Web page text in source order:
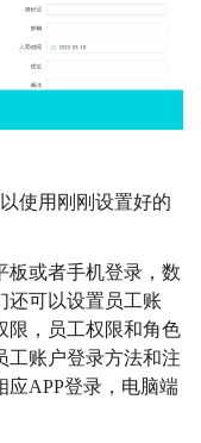
以使用刚刚设置好的
板或者手机登录，数
还可以设置员工账
限，员工权限和角色
工账户登录方法和注
应APP登录，电脑端